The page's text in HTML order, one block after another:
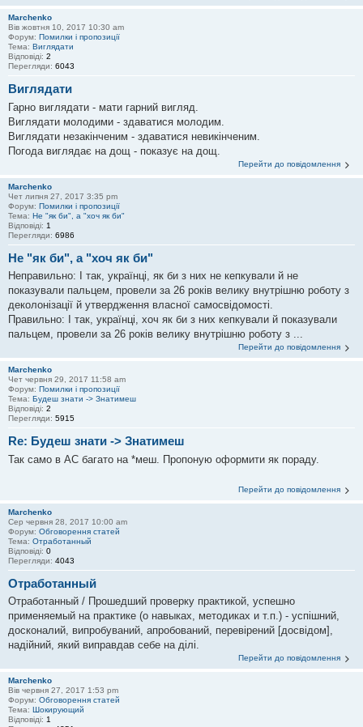
Marchenko
Вів жовтня 10, 2017 10:30 am
Форум: Помилки і пропозиції
Тема: Виглядати
Відповіді: 2
Перегляди: 6043
Виглядати
Гарно виглядати - мати гарний вигляд.
Виглядати молодими - здаватися молодим.
Виглядати незакінченим - здаватися невикінченим.
Погода виглядає на дощ - показує на дощ.
Перейти до повідомлення
Marchenko
Чет липня 27, 2017 3:35 pm
Форум: Помилки і пропозиції
Тема: Не "як би", а "хоч як би"
Відповіді: 1
Перегляди: 6986
Не "як би", а "хоч як би"
Неправильно: І так, українці, як би з них не кепкували й не
показували пальцем, провели за 26 років велику внутрішню роботу з
деколонізації й утвердження власної самосвідомості.
Правильно: І так, українці, хоч як би з них кепкували й показували
пальцем, провели за 26 років велику внутрішню роботу з ...
Перейти до повідомлення
Marchenko
Чет червня 29, 2017 11:58 am
Форум: Помилки і пропозиції
Тема: Будеш знати -> Знатимеш
Відповіді: 2
Перегляди: 5915
Re: Будеш знати -> Знатимеш
Так само в АС багато на *меш. Пропоную оформити як пораду.
Перейти до повідомлення
Marchenko
Сер червня 28, 2017 10:00 am
Форум: Обговорення статей
Тема: Отработанный
Відповіді: 0
Перегляди: 4043
Отработанный
Отработанный / Прошедший проверку практикой, успешно
применяемый на практике (о навыках, методиках и т.п.) - успішний,
досконалий, випробуваний, апробований, перевірений [досвідом],
надійний, який виправдав себе на ділі.
Перейти до повідомлення
Marchenko
Вів червня 27, 2017 1:53 pm
Форум: Обговорення статей
Тема: Шокирующий
Відповіді: 1